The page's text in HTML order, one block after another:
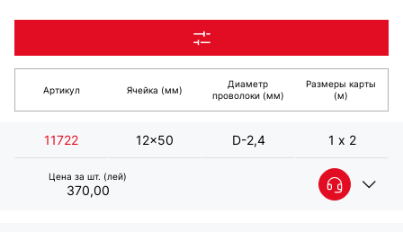
Артикул Ячейка (мм)
Диаметр
проволоки (мм)
Размеры карты
(м)
11722 12x50 D-2,4 1 х 2
Цена за шт. (лей)
370,00